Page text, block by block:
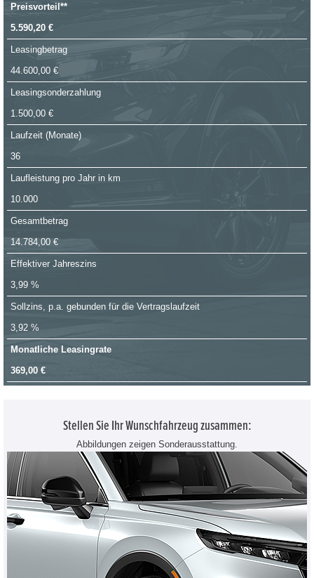
Preisvorteil**
5.590,20 €
Leasingbetrag
44.600,00 €
Leasingsonderzahlung
1.500,00 €
Laufzeit (Monate)
36
Laufleistung pro Jahr in km
10.000
Gesamtbetrag
14.784,00 €
Effektiver Jahreszins
3,99 %
Sollzins, p.a. gebunden für die Vertragslaufzeit
3,92 %
Monatliche Leasingrate
369,00 €
Stellen Sie Ihr Wunschfahrzeug zusammen:
Abbildungen zeigen Sonderausstattung.